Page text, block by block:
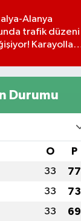
Alanya
trafik düzeni
Karayolları
Durumu
O P
33 77
33 73
33 69